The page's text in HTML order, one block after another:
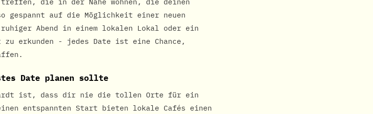
gespannt auf die Möglichkeit einer neuen
Abend in einem lokalen Lokal oder ein
zu erkunden - jedes Date ist eine Chance,
Date planen sollte
ist, dass dir nie die tollen Orte für ein
entspannten Start bieten lokale Cafés einen